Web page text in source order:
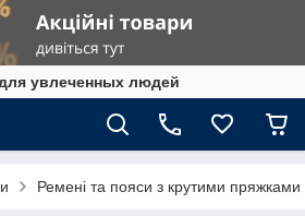
увлеченных людей
Ремені та пояси з крутими пряжками